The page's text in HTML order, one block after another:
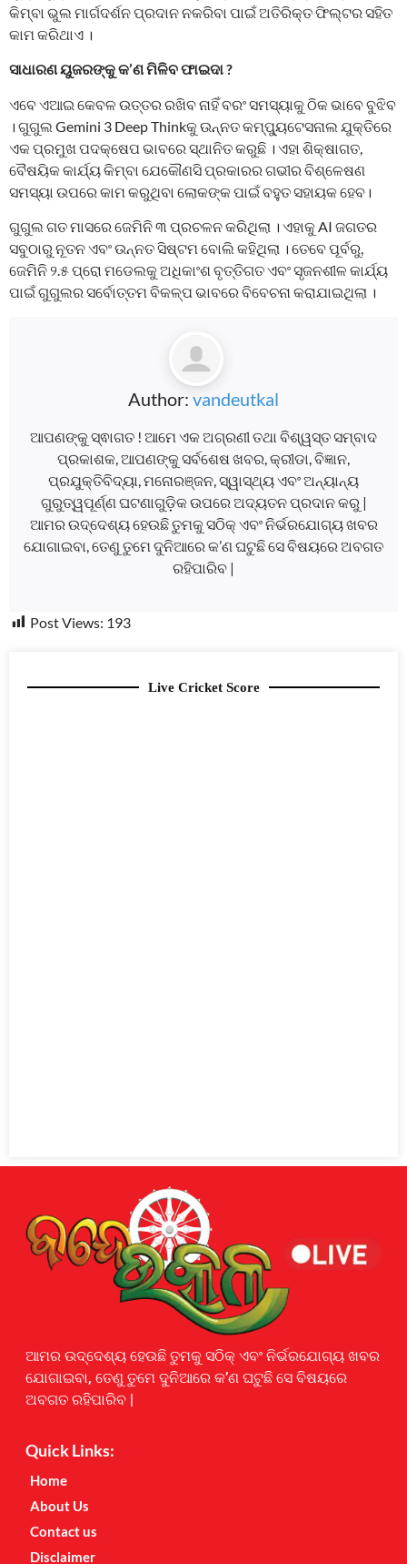
କିମ୍ବା ଭୁଲ ମାର୍ଗଦର୍ଶନ ପ୍ରଦାନ ନକରିବା ପାଇଁ ଅତିରିକ୍ତ ଫିଲ୍ଟର ସହିତ
କାମ କରିଥାଏ ।
ସାଧାରଣ ୟୁଜରଙ୍କୁ କ’ଣ ମିଳିବ ଫାଇଦା ?
ଏବେ ଏଆଇ କେବଳ ଉତ୍ତର ରଖିବ ନାହିଁ ବରଂ ସମସ୍ୟାକୁ ଠିକ ଭାବେ ବୁଝିବ
। ଗୁଗୁଲ Gemini 3 Deep Thinkକୁ ଉନ୍ନତ କମ୍ପ୍ୟୁଟେସନାଲ ଯୁକ୍ତିରେ
ଏକ ପ୍ରମୁଖ ପଦକ୍ଷେପ ଭାବରେ ସ୍ଥାନିତ କରୁଛି । ଏହା ଶିକ୍ଷାଗତ,
ବୈଷୟିକ କାର୍ଯ୍ୟ କିମ୍ବା ଯେକୌଣସି ପ୍ରକାରର ଗଭୀର ବିଶ୍ଳେଷଣ
ସମସ୍ୟା ଉପରେ କାମ କରୁଥିବା ଲୋକଙ୍କ ପାଇଁ ବହୁତ ସହାୟକ ହେବ।
ଗୁଗୁଲ ଗତ ମାସରେ ଜେମିନି ୩ ପ୍ରଚଳନ କରିଥିଲା । ଏହାକୁ AI ଜଗତର
ସବୁଠାରୁ ନୂତନ ଏବଂ ଉନ୍ନତ ସିଷ୍ଟମ ବୋଲି କହିଥିଲା । ତେବେ ପୂର୍ବରୁ,
ଜେମିନି ୨.୫ ପ୍ରୋ ମଡେଲକୁ ଅଧିକାଂଶ ବୃତ୍ତିଗତ ଏବଂ ସୃଜନଶୀଳ କାର୍ଯ୍ୟ
ପାଇଁ ଗୁଗୁଲର ସର୍ବୋତ୍ତମ ବିକଳ୍ପ ଭାବରେ ବିବେଚନା କରାଯାଇଥିଲା ।
Author: vandeutkal
ଆପଣଙ୍କୁ ସ୍ଵାଗତ ! ଆମେ ଏକ ଅଗ୍ରଣୀ ତଥା ବିଶ୍ୱସ୍ତ ସମ୍ବାଦ
ପ୍ରକାଶକ, ଆପଣଙ୍କୁ ସର୍ବଶେଷ ଖବର, କ୍ରୀଡା, ବିଜ୍ଞାନ,
ପ୍ରଯୁକ୍ତିବିଦ୍ୟା, ମନୋରଞ୍ଜନ, ସ୍ୱାସ୍ଥ୍ୟ ଏବଂ ଅନ୍ୟାନ୍ୟ
ଗୁରୁତ୍ୱପୂର୍ଣ୍ଣ ଘଟଣାଗୁଡ଼ିକ ଉପରେ ଅଦ୍ୟତନ ପ୍ରଦାନ କରୁ |
ଆମର ଉଦ୍ଦେଶ୍ୟ ହେଉଛି ତୁମକୁ ସଠିକ୍ ଏବଂ ନିର୍ଭରଯୋଗ୍ୟ ଖବର
ଯୋଗାଇବା, ତେଣୁ ତୁମେ ଦୁନିଆରେ କ’ଣ ଘଟୁଛି ସେ ବିଷୟରେ ଅବଗତ
ରହିପାରିବ |
Post Views: 193
Live Cricket Score
ଆମର ଉଦ୍ଦେଶ୍ୟ ହେଉଛି ତୁମକୁ ସଠିକ୍ ଏବଂ ନିର୍ଭରଯୋଗ୍ୟ ଖବର
ଯୋଗାଇବା, ତେଣୁ ତୁମେ ଦୁନିଆରେ କ’ଣ ଘଟୁଛି ସେ ବିଷୟରେ
ଅବଗତ ରହିପାରିବ |
Quick Links:
Home
About Us
Contact us
Disclaimer